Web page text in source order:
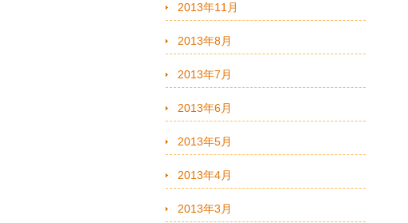
2013年11月
2013年8月
2013年7月
2013年6月
2013年5月
2013年4月
2013年3月